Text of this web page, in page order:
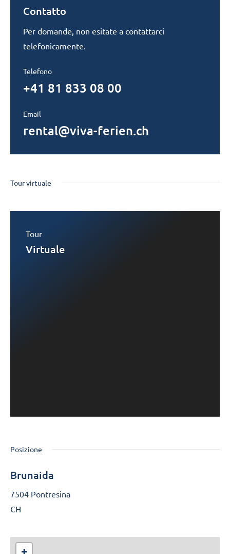
Contatto
Per domande, non esitate a contattarci
telefonicamente.
Telefono
+41 81 833 08 00
Email
rental@viva-ferien.ch
Tour virtuale
Tour
Virtuale
Posizione
Brunaida
7504 Pontresina
CH
+